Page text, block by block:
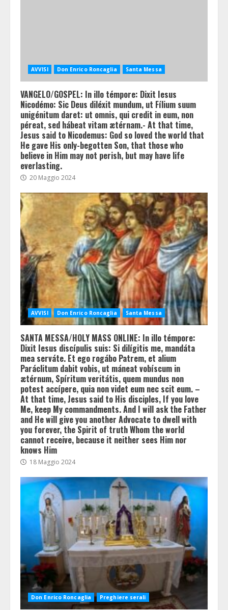
AVVISI Don Enrico Roncaglia Santa Messa
VANGELO/GOSPEL: In illo témpore: Dixit Iesus
Nicodémo: Sic Deus diléxit mundum, ut Fílium suum
unigénitum daret: ut omnis, qui credit in eum, non
péreat, sed hábeat vitam ætérnam.- At that time,
Jesus said to Nicodemus: God so loved the world that
He gave His only-begotten Son, that those who
believe in Him may not perish, but may have life
everlasting.
20 Maggio 2024
AVVISI Don Enrico Roncaglia Santa Messa
SANTA MESSA/HOLY MASS ONLINE: In illo témpore:
Dixit Iesus discípulis suis: Si dilígitis me, mandáta
mea serváte. Et ego rogábo Patrem, et alium
Paráclitum dabit vobis, ut máneat vobíscum in
ætérnum, Spíritum veritátis, quem mundus non
potest accípere, quia non videt eum nec scit eum. –
At that time, Jesus said to His disciples, If you love
Me, keep My commandments. And I will ask the Father
and He will give you another Advocate to dwell with
you forever, the Spirit of truth Whom the world
cannot receive, because it neither sees Him nor
knows Him
18 Maggio 2024
Don Enrico Roncaglia Preghiere serali